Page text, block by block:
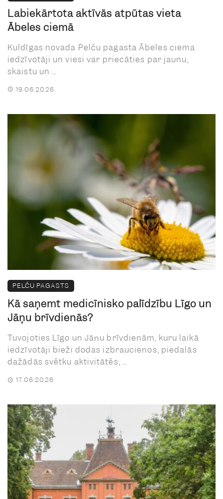
Labiekārtota aktīvās atpūtas vieta
Ābeles ciemā
Kuldīgas novada Pelču pagasta Ābeles ciema
iedzīvotāji un viesi var priecāties par jaunu,
skaistu un ...
19.06.2026
PELČU PAGASTS
Kā saņemt medicīnisko palīdzību Līgo un
Jāņu brīvdienās?
Tuvojoties Līgo un Jāņu brīvdienām, kuru laikā
iedzīvotāji bieži dodas izbraucienos, piedalās
dažādās svētku aktivitātēs, ...
17.06.2026